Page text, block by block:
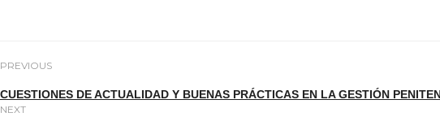
PREVIOUS
CUESTIONES DE ACTUALIDAD Y BUENAS PRÁCTICAS EN LA GESTIÓN
NEXT